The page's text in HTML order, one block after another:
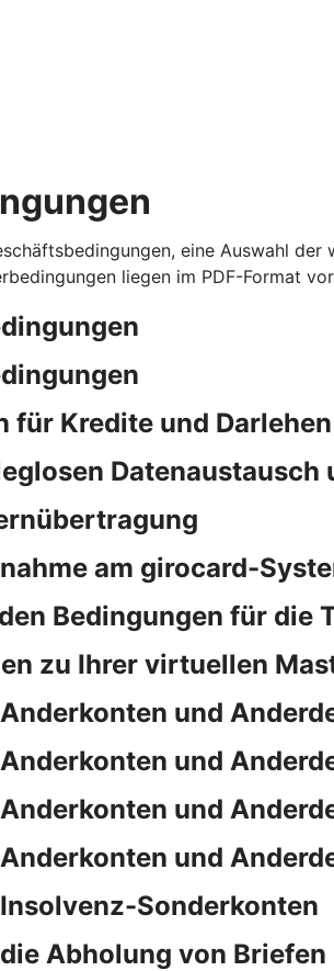
eine Auswahl
liegen im PDF-Format
für Kredite und Darlehen
am girocard-
Bedingungen für die
zu Ihrer virtuellen
und
und
und
und
Sonderkonten
Abholung von